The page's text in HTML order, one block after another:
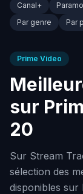
Canal+
Par genre
Par
Prime Video
sur
20
Sur Stream
sélection des
disponibles sur